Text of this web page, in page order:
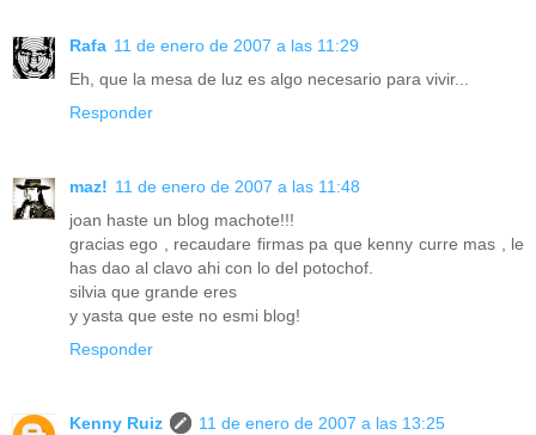
Rafa 11 de enero de 2007 a las 11:29
Eh, que la mesa de luz es algo necesario para vivir...
Responder
maz! 11 de enero de 2007 a las 11:48
joan haste un blog machote!!!
gracias ego , recaudare firmas pa que kenny curre mas , le
has dao al clavo ahi con lo del potochof.
silvia que grande eres
y yasta que este no esmi blog!
Responder
Kenny Ruiz 11 de enero de 2007 a las 13:25